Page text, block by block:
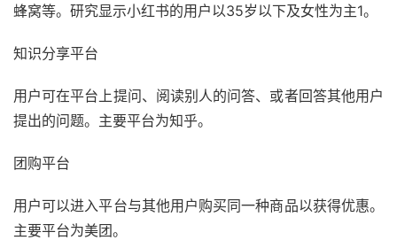
蜂窝等。研究显示小红书的用户以35岁以下及女性为主1。
知识分享平台
用户可在平台上提问、阅读别人的问答、或者回答其他用户
提出的问题。主要平台为知乎。
团购平台
用户可以进入平台与其他用户购买同一种商品以获得优惠。
主要平台为美团。